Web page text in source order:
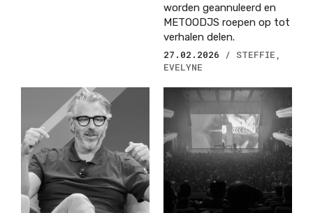
worden geannuleerd en
METOODJS roepen op tot
verhalen delen.
27.02.2026
/ STEFFIE,
EVELYNE